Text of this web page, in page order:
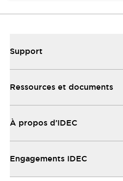
Support
Ressources et documents
À propos d’IDEC
Engagements IDEC